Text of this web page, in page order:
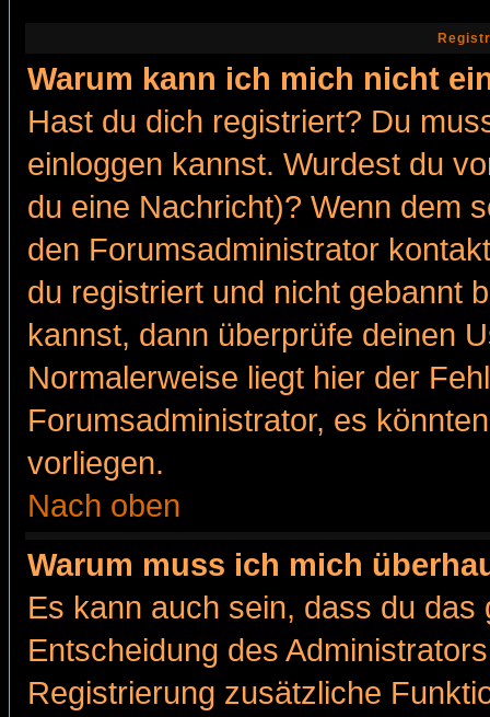
Warum kann ich mich nicht
Hast du dich registriert? Du
einloggen kannst. Wurdest du
du eine Nachricht)? Wenn dem
den Forumsadministrator
du registriert und nicht gebannt
kannst, dann überprüfe deinen
Normalerweise liegt hier der
Forumsadministrator, es
vorliegen.
Nach oben
Warum muss ich mich
Es kann auch sein, dass du
Entscheidung des
Registrierung zusätzliche